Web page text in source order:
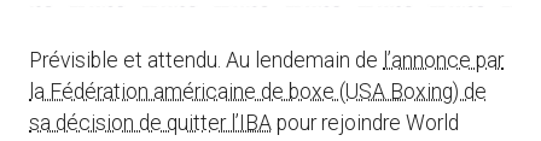
Prévisible et attendu. Au lendemain de l’annonce par
la Fédération américaine de boxe (USA Boxing) de
sa décision de quitter l’IBA pour rejoindre World